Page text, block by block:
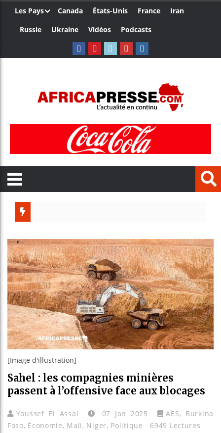
Les Pays Canada États-Unis France
Iran
Russie
Ukraine Vidéos Podcasts
Côte
Tunisie
Ceuta :
[Image d'illustration]
Sahel : les compagnies minières
passent à l’offensive face aux blocages
Youssef El Assal 07 Jan 2025 AES, Burkina
Faso, Économie, Mali, Niger, Politique 6949 Lectures